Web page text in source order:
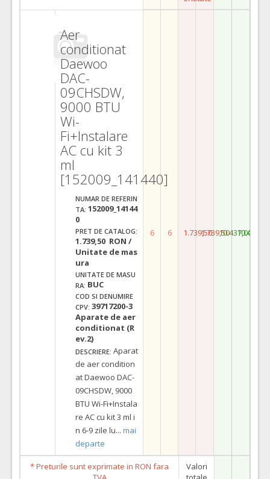
Aer
conditionat
Daewoo
DAC-
09CHSDW,
9000 BTU
Wi-
Fi+Instalare
AC cu kit 3
ml
[152009_141440]
NUMAR DE REFERIN
TA: 152009_14144
0
PRET DE CATALOG:
1.739,50 RON /
Unitate de mas
ura
UNITATE DE MASU
RA: BUC
COD SI DENUMIRE
CPV: 39717200-3
Aparate de aer
conditionat (R
ev.2)
DESCRIERE: Aparat
de aer condition
at Daewoo DAC-
09CHSDW, 9000
BTU Wi-Fi+Instala
re AC cu kit 3 ml i
n 6-9 zile lu... mai
departe
6 6 1.739,501.739,5010.437,00
* Preturile sunt exprimate in RON fara
Valori